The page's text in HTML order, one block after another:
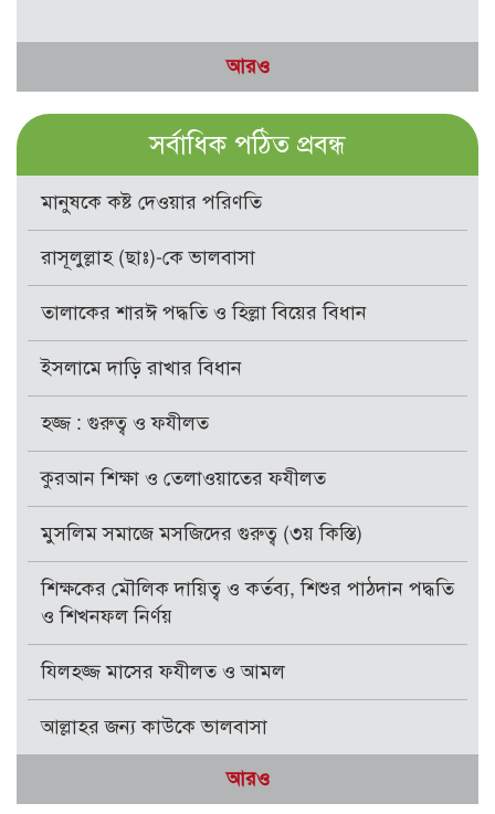
আরও
সর্বাধিক পঠিত প্রবন্ধ
মানুষকে কষ্ট দেওয়ার পরিণতি
রাসূলুল্লাহ (ছাঃ)-কে ভালবাসা
তালাকের শারঈ পদ্ধতি ও হিল্লা বিয়ের বিধান
ইসলামে দাড়ি রাখার বিধান
হজ্জ : গুরুত্ব ও ফযীলত
কুরআন শিক্ষা ও তেলাওয়াতের ফযীলত
মুসলিম সমাজে মসজিদের গুরুত্ব (৩য় কিস্তি)
শিক্ষকের মৌলিক দায়িত্ব ও কর্তব্য, শিশুর পাঠদান পদ্ধতি
ও শিখনফল নির্ণয়
যিলহজ্জ মাসের ফযীলত ও আমল
আল্লাহর জন্য কাউকে ভালবাসা
আরও